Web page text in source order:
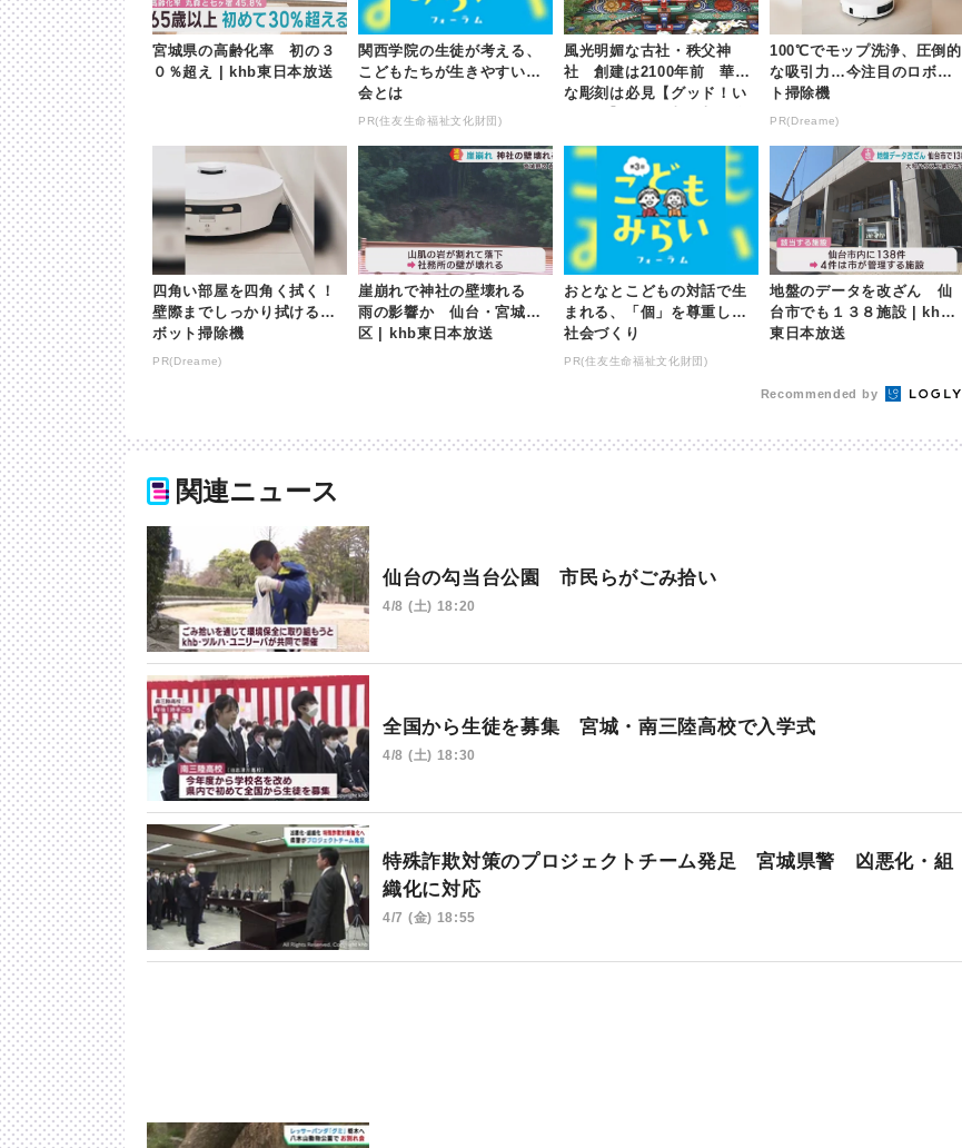
宮城県の高齢化率 初の３
０％超え | khb東日本放送
関西学院の生徒が考える、
こどもたちが生きやすい社
会とは
PR(住友生命福祉文化財団)
風光明媚な古社・秩父神
社 創建は2100年前 華麗
な彫刻は必見【グッド！い
100℃でモップ洗浄、圧倒的
な吸引力…今注目のロボッ
ト掃除機
PR(Dreame)
四角い部屋を四角く拭く！
壁際までしっかり拭けるロ
ボット掃除機
PR(Dreame)
崖崩れで神社の壁壊れる
雨の影響か 仙台・宮城野
区 | khb東日本放送
おとなとこどもの対話で生
まれる、「個」を尊重した
社会づくり
PR(住友生命福祉文化財団)
地盤のデータを改ざん 仙
台市でも１３８施設 | khb
東日本放送
Recommended by
関連ニュース
仙台の勾当台公園 市民らがごみ拾い
4/8 (土) 18:20
全国から生徒を募集 宮城・南三陸高校で入学式
4/8 (土) 18:30
特殊詐欺対策のプロジェクトチーム発足 宮城県警 凶悪化・組
織化に対応
4/7 (金) 18:55